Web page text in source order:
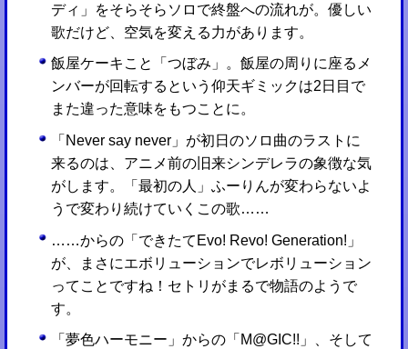
ディ」をそらそらソロで終盤への流れが。優しい
歌だけど、空気を変える力があります。
飯屋ケーキこと「つぼみ」。飯屋の周りに座るメ
ンバーが回転するという仰天ギミックは2日目で
また違った意味をもつことに。
「Never say never」が初日のソロ曲のラストに
来るのは、アニメ前の旧来シンデレラの象徴な気
がします。「最初の人」ふーりんが変わらないよ
うで変わり続けていくこの歌……
……からの「できたてEvo! Revo! Generation!」
が、まさにエボリューションでレボリューション
ってことですね！セトリがまるで物語のようで
す。
「夢色ハーモニー」からの「M@GIC!!」、そして